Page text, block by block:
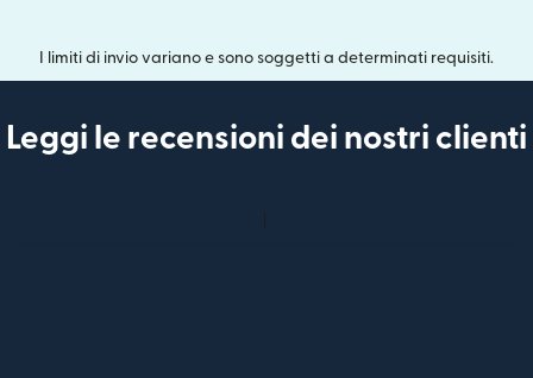
I limiti di invio variano e sono soggetti a determinati requisiti.
Leggi le recensioni dei nostri clienti